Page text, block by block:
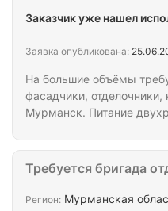
На большие объёмы
фасадчики, отделочники,
Мурманск. Питание
Заказчик уже нашел
Заявка опубликована:
Требуется бригада
Регион: Мурманская